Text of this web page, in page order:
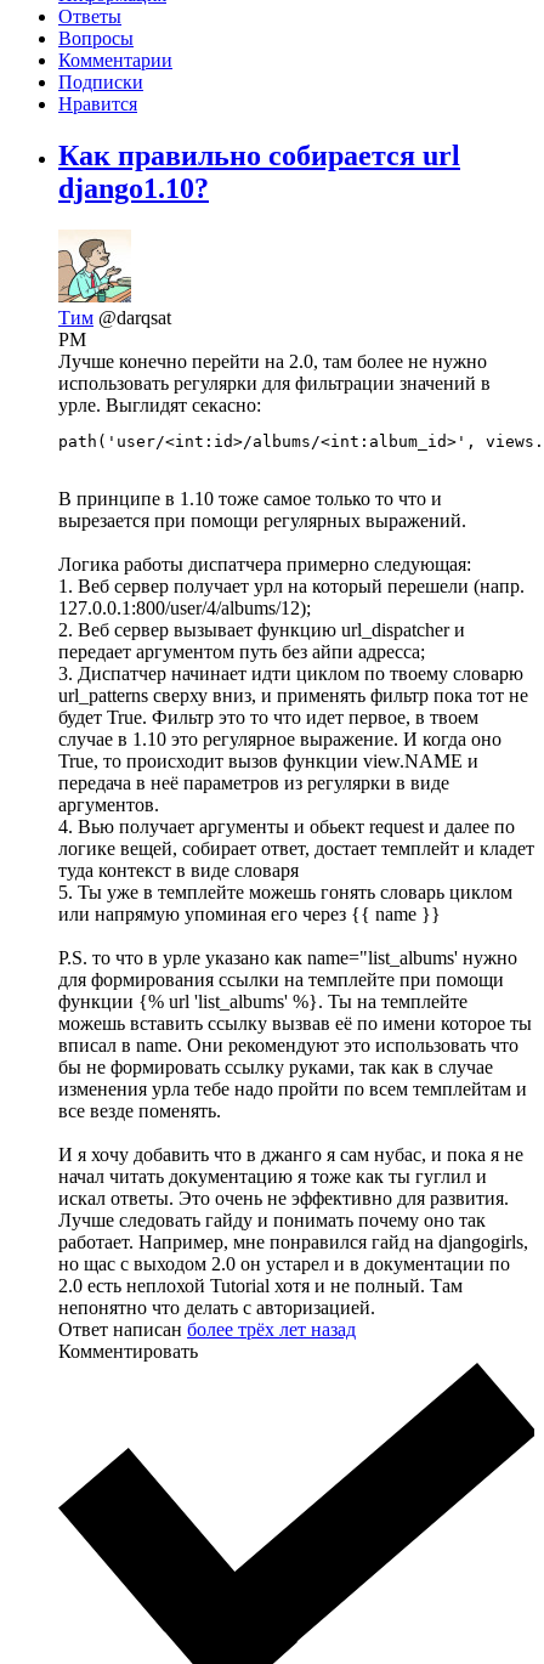
Ответы
Вопросы
Комментарии
Подписки
Нравится
Как правильно собирается url
django1.10?
Тим @darqsat
PM
Лучше конечно перейти на 2.0, там более не нужно
использовать регулярки для фильтрации значений в
урле. Выглидят секасно:
path('user/<int:id>/albums/<int:album_id>',
В принципе в 1.10 тоже самое только то что и
вырезается при помощи регулярных выражений.
Логика работы диспатчера примерно следующая:
1. Веб сервер получает урл на который перешели (напр.
127.0.0.1:800/user/4/albums/12);
2. Веб сервер вызывает функцию url_dispatcher и
передает аргументом путь без айпи адресса;
3. Диспатчер начинает идти циклом по твоему словарю
url_patterns сверху вниз, и применять фильтр пока тот не
будет True. Фильтр это то что идет первое, в твоем
случае в 1.10 это регулярное выражение. И когда оно
True, то происходит вызов функции view.NAME и
передача в неё параметров из регулярки в виде
аргументов.
4. Вью получает аргументы и обьект request и далее по
логике вещей, собирает ответ, достает темплейт и кладет
туда контекст в виде словаря
5. Ты уже в темплейте можешь гонять словарь циклом
или напрямую упоминая его через {{ name }}
P.S. то что в урле указано как name="list_albums' нужно
для формирования ссылки на темплейте при помощи
функции {% url 'list_albums' %}. Ты на темплейте
можешь вставить ссылку вызвав её по имени которое ты
вписал в name. Они рекомендуют это использовать что
бы не формировать ссылку руками, так как в случае
изменения урла тебе надо пройти по всем темплейтам и
все везде поменять.
И я хочу добавить что в джанго я сам нубас, и пока я не
начал читать документацию я тоже как ты гуглил и
искал ответы. Это очень не эффективно для развития.
Лучше следовать гайду и понимать почему оно так
работает. Например, мне понравился гайд на djangogirls,
но щас с выходом 2.0 он устарел и в документации по
2.0 есть неплохой Tutorial хотя и не полный. Там
непонятно что делать с авторизацией.
Ответ написан более трёх лет назад
Комментировать